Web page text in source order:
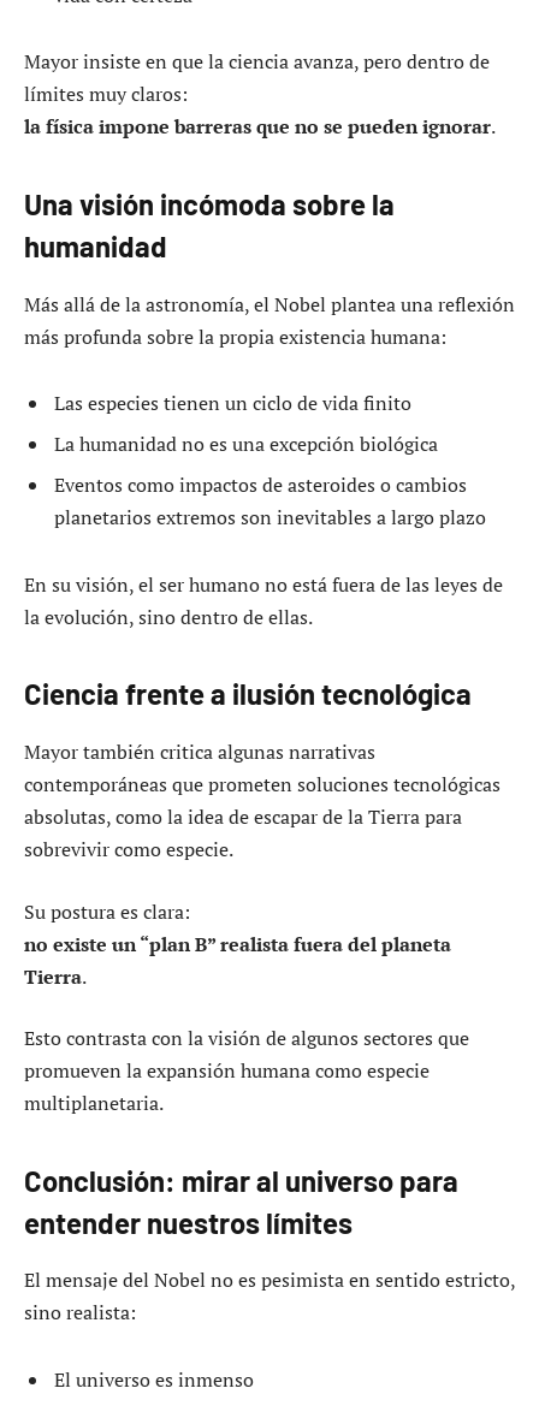
Mayor insiste en que la ciencia avanza, pero dentro de
límites muy claros:
la física impone barreras que no se pueden ignorar.
Una visión incómoda sobre la
humanidad
Más allá de la astronomía, el Nobel plantea una reflexión
más profunda sobre la propia existencia humana:
Las especies tienen un ciclo de vida finito
La humanidad no es una excepción biológica
Eventos como impactos de asteroides o cambios
planetarios extremos son inevitables a largo plazo
En su visión, el ser humano no está fuera de las leyes de
la evolución, sino dentro de ellas.
Ciencia frente a ilusión tecnológica
Mayor también critica algunas narrativas
contemporáneas que prometen soluciones tecnológicas
absolutas, como la idea de escapar de la Tierra para
sobrevivir como especie.
Su postura es clara:
no existe un “plan B” realista fuera del planeta
Tierra.
Esto contrasta con la visión de algunos sectores que
promueven la expansión humana como especie
multiplanetaria.
Conclusión: mirar al universo para
entender nuestros límites
El mensaje del Nobel no es pesimista en sentido estricto,
sino realista:
El universo es inmenso